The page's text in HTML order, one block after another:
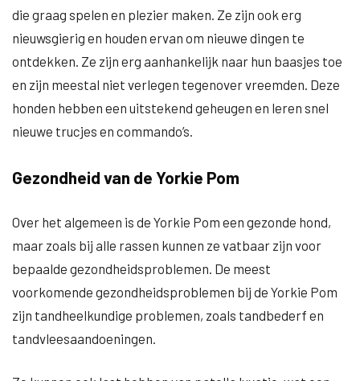
die graag spelen en plezier maken. Ze zijn ook erg
nieuwsgierig en houden ervan om nieuwe dingen te
ontdekken. Ze zijn erg aanhankelijk naar hun baasjes toe
en zijn meestal niet verlegen tegenover vreemden. Deze
honden hebben een uitstekend geheugen en leren snel
nieuwe trucjes en commando’s.
Gezondheid van de Yorkie Pom
Over het algemeen is de Yorkie Pom een gezonde hond,
maar zoals bij alle rassen kunnen ze vatbaar zijn voor
bepaalde gezondheidsproblemen. De meest
voorkomende gezondheidsproblemen bij de Yorkie Pom
zijn tandheelkundige problemen, zoals tandbederf en
tandvleesaandoeningen.